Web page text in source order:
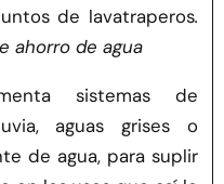
de lavatraperos.
ahorro de agua
sistemas de
aguas grises o
de agua, para suplir